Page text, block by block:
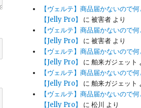
【ヴェルテ】商品届かないので
【Jelly Pro】
に被害者 より
【ヴェルテ】商品届かないので
【Jelly Pro】
に被害者 より
【ヴェルテ】商品届かないので
【Jelly Pro】
に舶来ガジェット
【ヴェルテ】商品届かないので
【Jelly Pro】
に舶来ガジェット
【ヴェルテ】商品届かないので
【Jelly Pro】
に松川 より